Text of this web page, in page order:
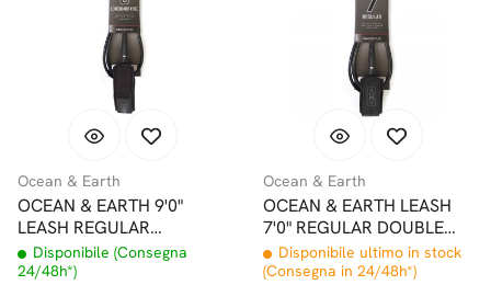
Ocean & Earth
OCEAN & EARTH 9'0"
LEASH REGULAR
LONGBOARD DA
GINOCCHIO
Disponibile (Consegna
24/48h*)
Ocean & Earth
OCEAN & EARTH LEASH
7'0" REGULAR DOUBLE
SWIVEL
Disponibile ultimo in stock
(Consegna in 24/48h*)